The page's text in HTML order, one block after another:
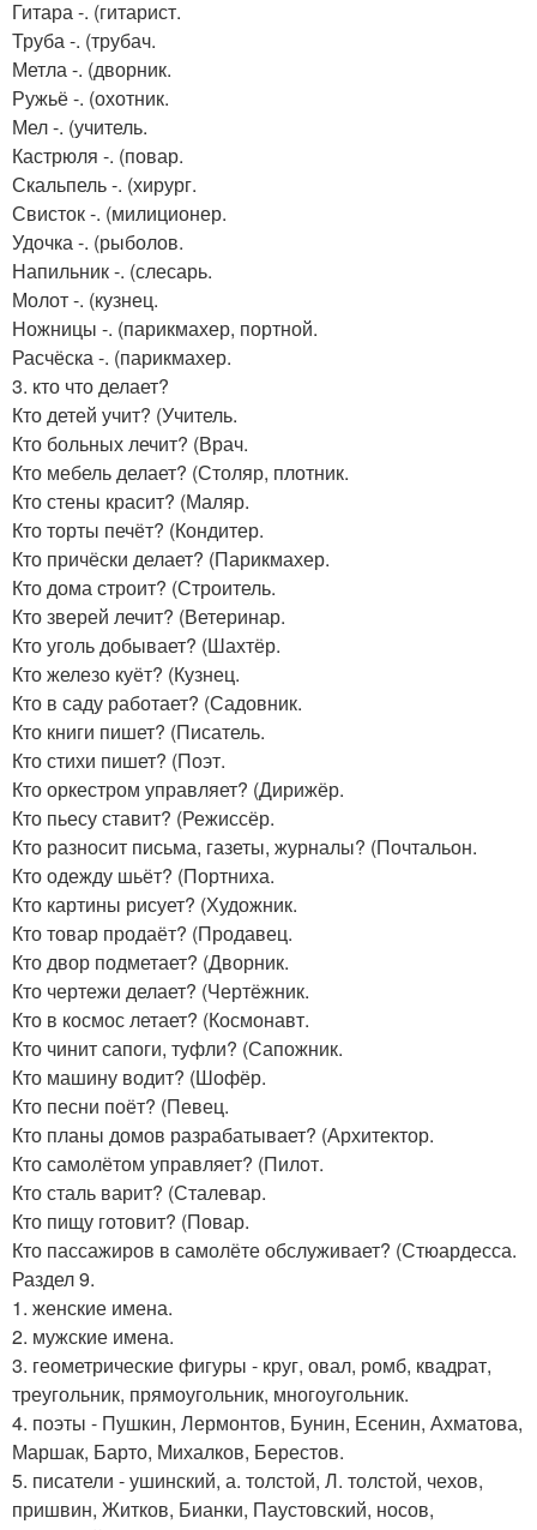
Гитара -. (гитарист.
Труба -. (трубач.
Метла -. (дворник.
Ружьё -. (охотник.
Мел -. (учитель.
Кастрюля -. (повар.
Скальпель -. (хирург.
Свисток -. (милиционер.
Удочка -. (рыболов.
Напильник -. (слесарь.
Молот -. (кузнец.
Ножницы -. (парикмахер, портной.
Расчёска -. (парикмахер.
3. кто что делает?
Кто детей учит? (Учитель.
Кто больных лечит? (Врач.
Кто мебель делает? (Столяр, плотник.
Кто стены красит? (Маляр.
Кто торты печёт? (Кондитер.
Кто причёски делает? (Парикмахер.
Кто дома строит? (Строитель.
Кто зверей лечит? (Ветеринар.
Кто уголь добывает? (Шахтёр.
Кто железо куёт? (Кузнец.
Кто в саду работает? (Садовник.
Кто книги пишет? (Писатель.
Кто стихи пишет? (Поэт.
Кто оркестром управляет? (Дирижёр.
Кто пьесу ставит? (Режиссёр.
Кто разносит письма, газеты, журналы? (Почтальон.
Кто одежду шьёт? (Портниха.
Кто картины рисует? (Художник.
Кто товар продаёт? (Продавец.
Кто двор подметает? (Дворник.
Кто чертежи делает? (Чертёжник.
Кто в космос летает? (Космонавт.
Кто чинит сапоги, туфли? (Сапожник.
Кто машину водит? (Шофёр.
Кто песни поёт? (Певец.
Кто планы домов разрабатывает? (Архитектор.
Кто самолётом управляет? (Пилот.
Кто сталь варит? (Сталевар.
Кто пищу готовит? (Повар.
Кто пассажиров в самолёте обслуживает? (Стюардесса.
Раздел 9.
1. женские имена.
2. мужские имена.
3. геометрические фигуры - круг, овал, ромб, квадрат,
треугольник, прямоугольник, многоугольник.
4. поэты - Пушкин, Лермонтов, Бунин, Есенин, Ахматова,
Маршак, Барто, Михалков, Берестов.
5. писатели - ушинский, а. толстой, Л. толстой, чехов,
пришвин, Житков, Бианки, Паустовский, носов,